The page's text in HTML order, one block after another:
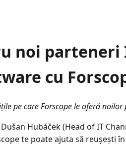
noi parteneri
cu
pe care Forscope le oferă noilor
Hubáček (Head of IT
te poate ajuta să reușești